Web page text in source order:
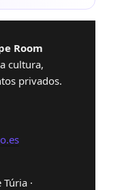
Room
cultura,
privados.
·